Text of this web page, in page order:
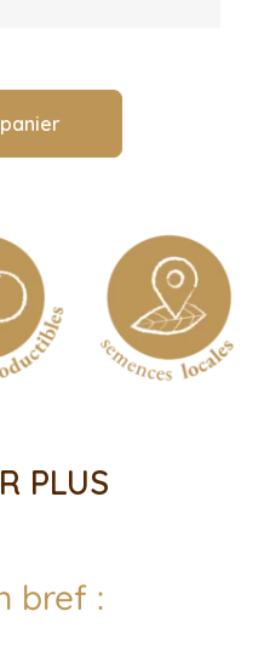
PLUS
bref :